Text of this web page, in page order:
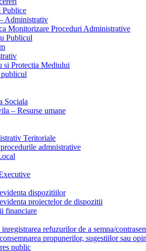
Publice
Administrativ
Monitorizare Proceduri Administrative
Publicul
si Protectia Mediului
Sociala
– Resurse umane
Teritoriale
admnistrative
dispozitiilor
proiectelor de dispozitii
financiare
refuzurilor de a semna/
propunerilor, sugestiilor sau
public